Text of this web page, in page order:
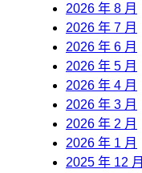
2026 年 8 月
2026 年 7 月
2026 年 6 月
2026 年 5 月
2026 年 4 月
2026 年 3 月
2026 年 2 月
2026 年 1 月
2025 年 12 月